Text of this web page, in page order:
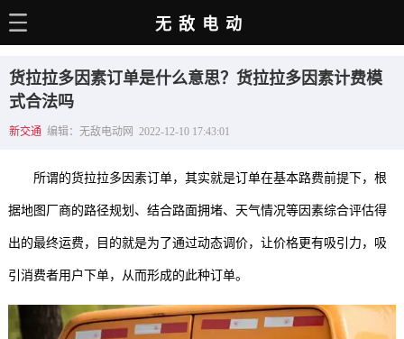
电动百科
电车资讯
电车手册
选车推荐
充电站
用车百科
销量榜
无敌电动
货拉拉多因素订单是什么意思？货拉拉多因素计费模
式合法吗
新交通 编辑：无敌电动网 2022-12-10 17:43:01
所谓的货拉拉多因素订单，其实就是订单在基本路费前提下，根
据地图厂商的路径规划、结合路面拥堵、天气情况等因素综合评估得
出的最终运费，目的就是为了通过动态调价，让价格更有吸引力，吸
引消费者用户下单，从而形成的此种订单。